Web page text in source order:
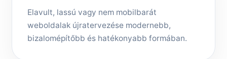
Elavult, lassú vagy nem mobilbarát
weboldalak újratervezése modernebb,
bizalomépítőbb és hatékonyabb formában.